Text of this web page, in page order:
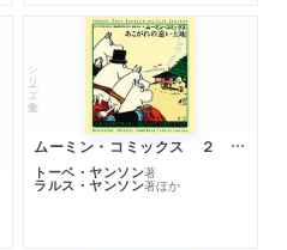
シリーズ・全集
ムーミン・コミックス ２ あこがれの遠い土地
トーベ・ヤンソン著
ラルス・ヤンソン著ほか